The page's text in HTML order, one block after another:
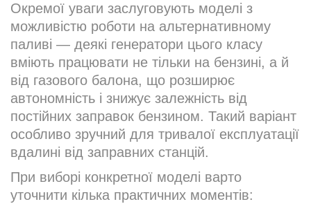
Окремої уваги заслуговують моделі з
можливістю роботи на альтернативному
паливі — деякі генератори цього класу
вміють працювати не тільки на бензині, а й
від газового балона, що розширює
автономність і знижує залежність від
постійних заправок бензином. Такий варіант
особливо зручний для тривалої експлуатації
вдалині від заправних станцій.
При виборі конкретної моделі варто
уточнити кілька практичних моментів: